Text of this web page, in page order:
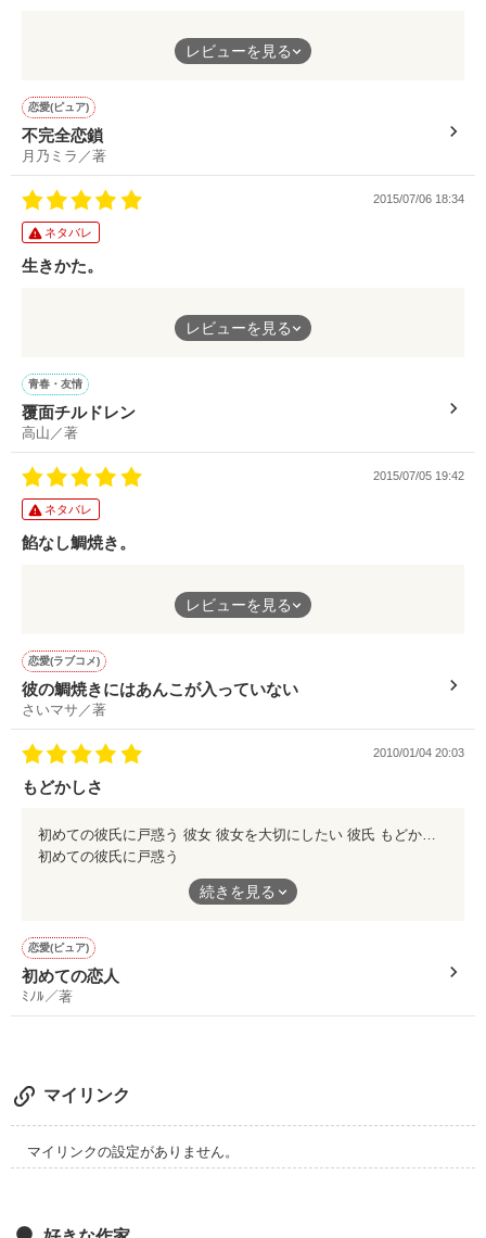
法律で禁止されています。
決して推奨しているものでは
ありません。
下品な表現があります。
ご容赦ください。
「雑魚相手に本気出すかばーか」
「手錠に首輪、鎖も要りますね」
「暴れられればそれで良い。
死んだらそれまで」
暴力馬鹿は死んでも直らない。
「…いつまで迷子でいるつもり？」
法律で禁止されています。
決して推奨しているものでは
みるくれーぷ。さん
レビューありがとうございます！
四人が誰かを見て、恋鎖していく。
作者様も書いているように、読み終えてモヤモヤ感があります。
でもそれがとても良い。
読み返すも良し、想像するも良しと言われたみたいで、自分の好
きなように解釈できます。
登場する各々の最終的な恋の行方が、素敵なものでありますよう
に。
レビューを見る
恋愛(ピュア)
不完全恋鎖
月乃ミラ／著
2015/07/06 18:34
ネタバレ
生きかた。
生きている、と感じました。
傲慢に生き続ける福永も、職に関係なく変わらず在り続けた原田
も、勿論主人公も、みんな呼吸をしている気がしました。
祖母の作ってくれた覆面によって蘇る思い出。
苦いけれど、受け入れないといけない現実。
最後に彼が見た空が青かったことに、自分の中で勝手に救われて
いました。
何度も何度も読み返したい作品です。
レビューを見る
青春・友情
覆面チルドレン
高山／著
2015/07/05 19:42
ネタバレ
餡なし鯛焼き。
餡子がだめなのに鯛焼きに入る男。
彼の鯛焼きにかける思いや、彼女の仕事にかける思い。
様々なことが相まって、面白い。
時々ふふっと笑わせてもらえます。
夏のキグルミってどうしてあんなに魅力があるんですかね……っ
て思っていたんですが、この小説を読んで謎が解けるかも……？
個人的に伊達さんと西山さんの足のやり取りのところがツボでし
た。何回読んでも笑ってしまう。
レビューを見る
恋愛(ラブコメ)
彼の鯛焼きにはあんこが入っていない
さいマサ／著
2010/01/04 20:03
もどかしさ
初めての彼氏に戸惑う 彼女 彼女を大切にしたい 彼氏 もどかしさ 初々しさ 真っ直ぐさ 大切さ 甘さ たった４ページだけでこれだけの感情が詰まっている。 恋する人が誰もが一度は味わう気持ちです。 綺麗なお話でした。 大事にしたいものが 見えてくる作品。
初めての彼氏に戸惑う
もどかしさ
初々しさ
続きを見る
恋愛(ピュア)
初めての恋人
ﾐﾉﾙ／著
マイリンク
マイリンクの設定がありません。